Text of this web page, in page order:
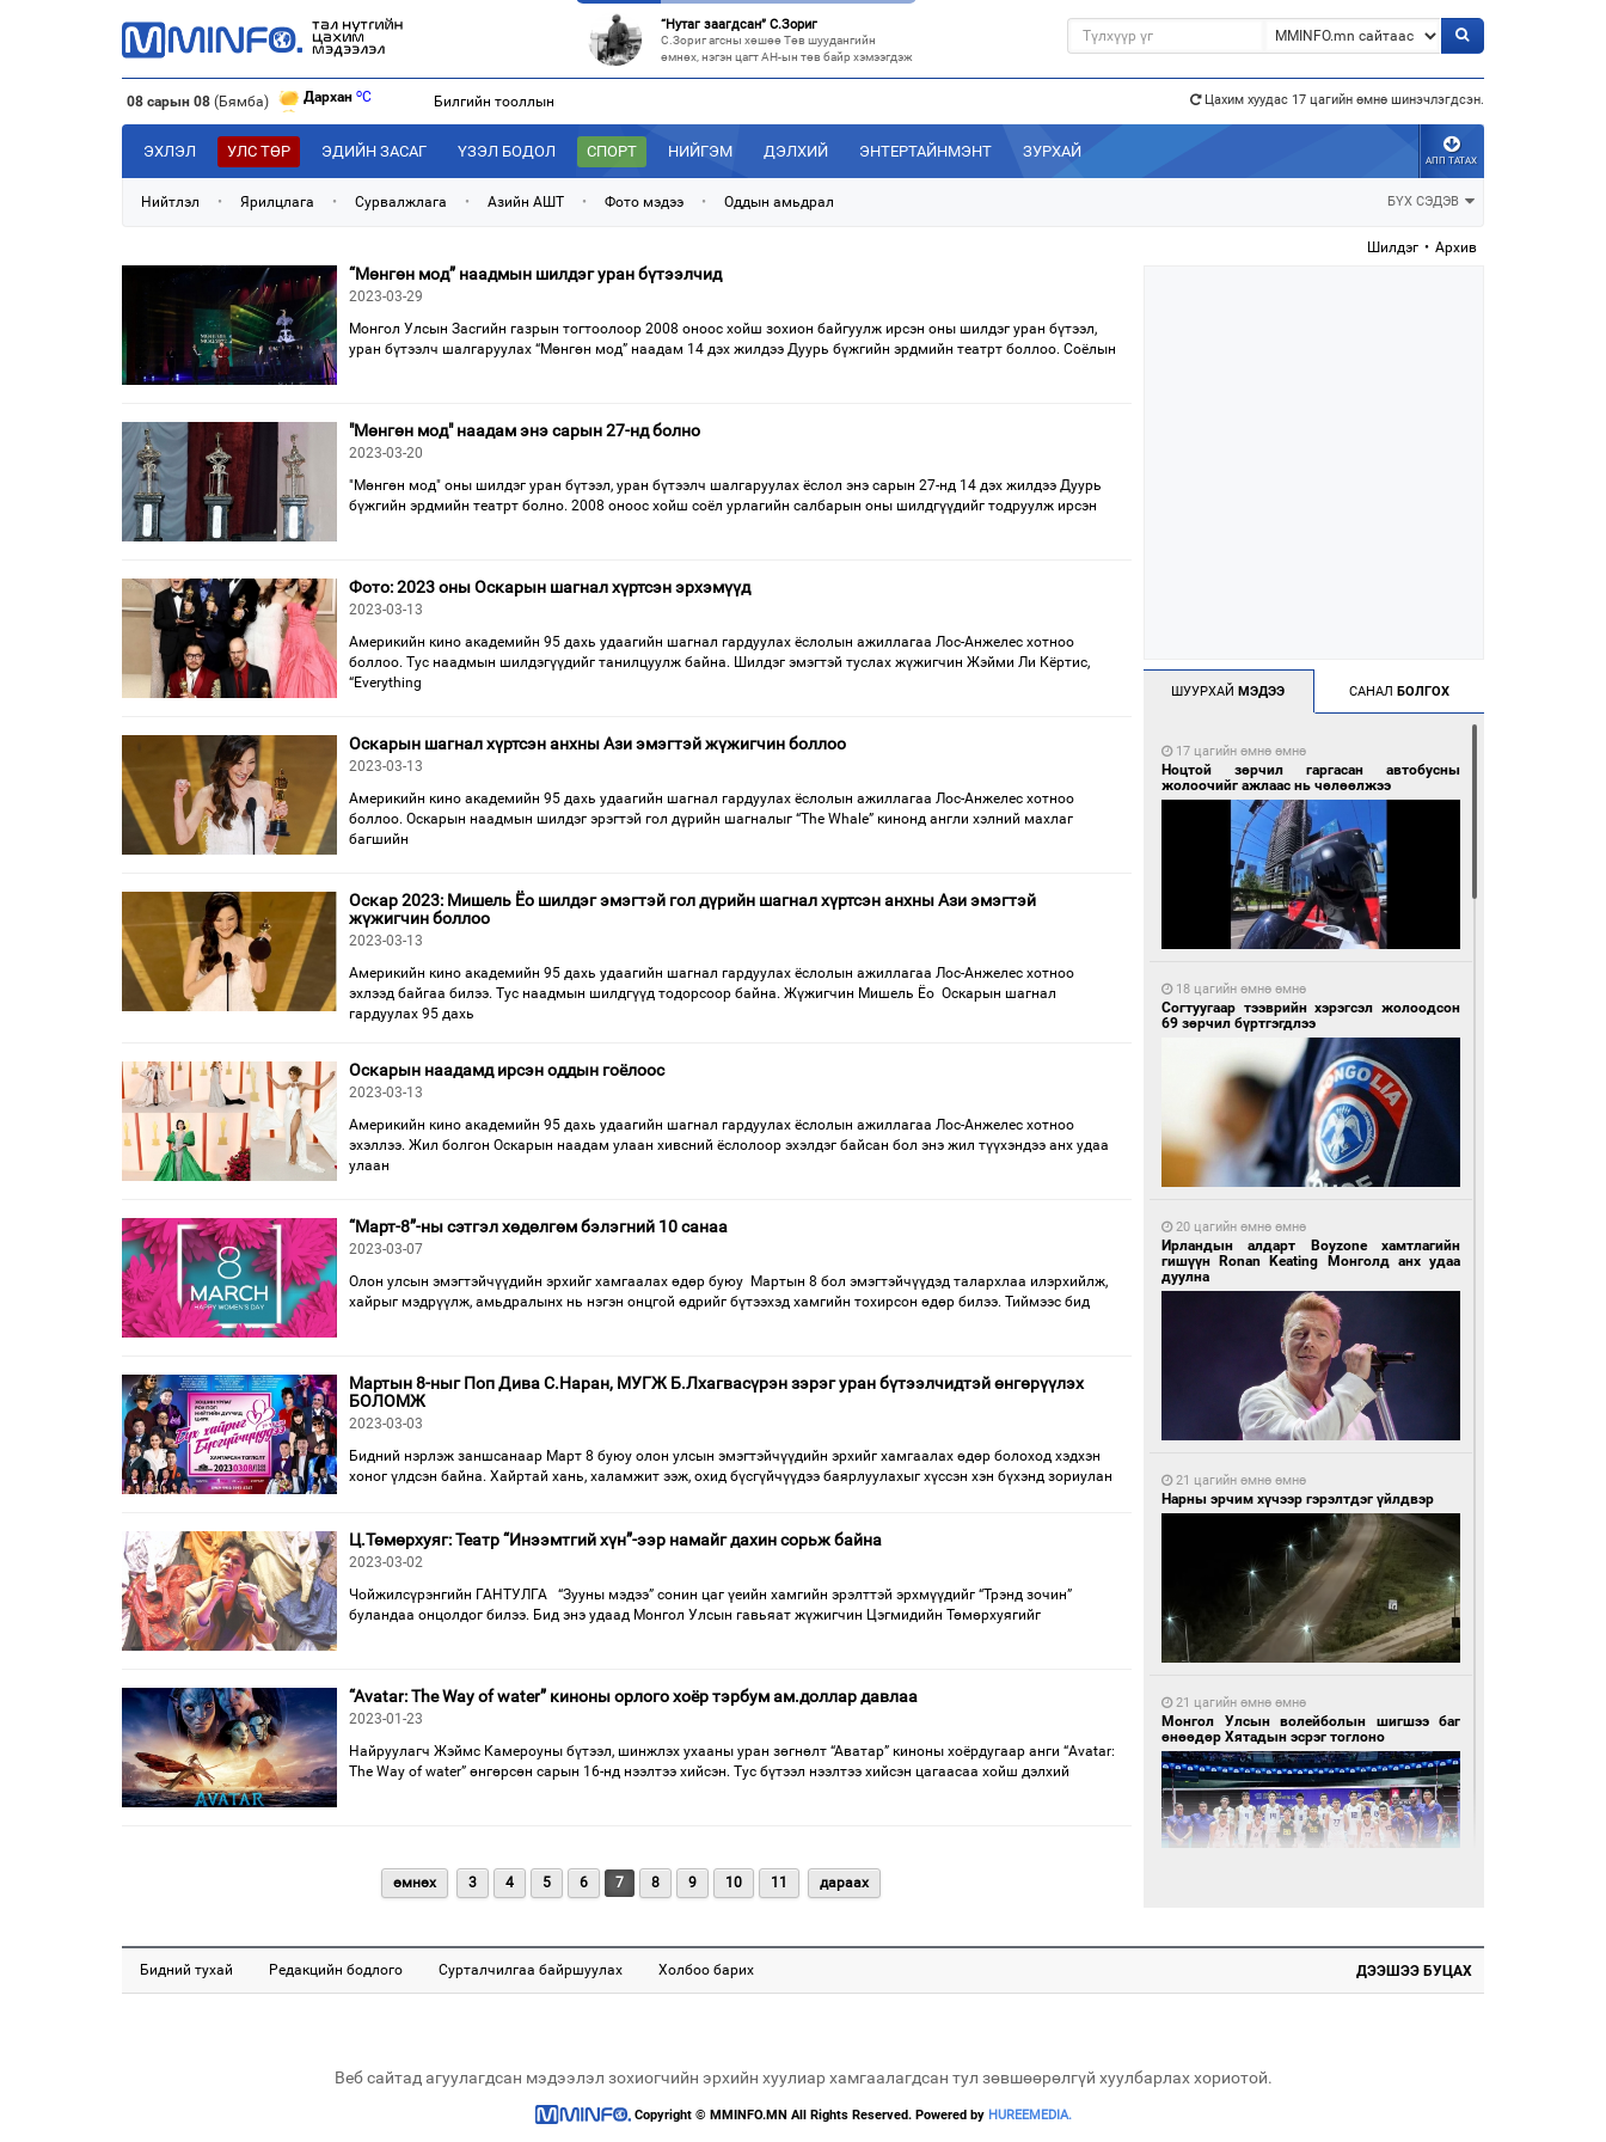
“Нутаг заагдсан” С.Зориг
С.Зориг агсны хөшөө Төв шуудангийн
өмнөх, нэгэн цагт АН-ын төв байр хэмээгдэж
Эрх зүйн үндэслэл нь тодорхойгүй “гадаад элч нарын” томилгоо
Сүүлийн үед Улаанбаатар болон аймгуудаас
дэлхийн хотуудад биет төлөөлөгч
Төв шуудангийн урдах талбайд өнөөдрийг
08 сарын 08 (Бямба)
Дархан oC
Эрдэнэт
oC
Улаанбаатар C
Дархан oC
Билгийн тооллын Цахим хуудас 17 цагийн өмнө шинэчлэгдсэн.
ЭХЛЭЛ УЛС ТӨР ЭДИЙН ЗАСАГ ҮЗЭЛ БОДОЛ СПОРТ НИЙГЭМ ДЭЛХИЙ ЭНТЕРТАЙНМЭНТ ЗУРХАЙ
АПП ТАТАХ
Нийтлэл • Ярилцлага • Сурвалжлага • Азийн АШТ • Фото мэдээ • Оддын амьдрал БҮХ СЭДЭВ
Шилдэг • Архив
“Мөнгөн мод” наадмын шилдэг уран бүтээлчид
2023-03-29
Монгол Улсын Засгийн газрын тогтоолоор 2008 оноос хойш зохион байгуулж ирсэн оны шилдэг уран бүтээл,
уран бүтээлч шалгаруулах “Мөнгөн мод” наадам 14 дэх жилдээ Дуурь бүжгийн эрдмийн театрт боллоо. Соёлын
"Мөнгөн мод" наадам энэ сарын 27-нд болно
2023-03-20
"Мөнгөн мод" оны шилдэг уран бүтээл, уран бүтээлч шалгаруулах ёслол энэ сарын 27-нд 14 дэх жилдээ Дуурь
бүжгийн эрдмийн театрт болно. 2008 оноос хойш соёл урлагийн салбарын оны шилдгүүдийг тодруулж ирсэн
Фото: 2023 оны Оскарын шагнал хүртсэн эрхэмүүд
2023-03-13
Америкийн кино академийн 95 дахь удаагийн шагнал гардуулах ёслолын ажиллагаа Лос-Анжелес хотноо
боллоо. Тус наадмын шилдэгүүдийг танилцуулж байна. Шилдэг эмэгтэй туслах жүжигчин Жэйми Ли Кёртис,
“Everything
Оскарын шагнал хүртсэн анхны Ази эмэгтэй жүжигчин боллоо
2023-03-13
Америкийн кино академийн 95 дахь удаагийн шагнал гардуулах ёслолын ажиллагаа Лос-Анжелес хотноо
боллоо. Оскарын наадмын шилдэг эрэгтэй гол дүрийн шагналыг “The Whale” кинонд англи хэлний махлаг
багшийн
Оскар 2023: Мишель Ёо шилдэг эмэгтэй гол дүрийн шагнал хүртсэн анхны Ази эмэгтэй
жүжигчин боллоо
2023-03-13
Америкийн кино академийн 95 дахь удаагийн шагнал гардуулах ёслолын ажиллагаа Лос-Анжелес хотноо
эхлээд байгаа билээ. Тус наадмын шилдгүүд тодорсоор байна. Жүжигчин Мишель Ёо Оскарын шагнал
гардуулах 95 дахь
Оскарын наадамд ирсэн оддын гоёлоос
2023-03-13
Америкийн кино академийн 95 дахь удаагийн шагнал гардуулах ёслолын ажиллагаа Лос-Анжелес хотноо
эхэллээ. Жил болгон Оскарын наадам улаан хивсний ёслолоор эхэлдэг байсан бол энэ жил түүхэндээ анх удаа
улаан
“Март-8”-ны сэтгэл хөдөлгөм бэлэгний 10 санаа
2023-03-07
Олон улсын эмэгтэйчүүдийн эрхийг хамгаалах өдөр буюу Мартын 8 бол эмэгтэйчүүдэд талархлаа илэрхийлж,
хайрыг мэдрүүлж, амьдралынх нь нэгэн онцгой өдрийг бүтээхэд хамгийн тохирсон өдөр билээ. Тиймээс бид
Мартын 8-ныг Поп Дива С.Наран, МУГЖ Б.Лхагвасүрэн зэрэг уран бүтээлчидтэй өнгөрүүлэх
БОЛОМЖ
2023-03-03
Бидний нэрлэж заншсанаар Март 8 буюу олон улсын эмэгтэйчүүдийн эрхийг хамгаалах өдөр болоход хэдхэн
хоног үлдсэн байна. Хайртай хань, халамжит ээж, охид бүсгүйчүүдээ баярлуулахыг хүссэн хэн бүхэнд зориулан
Ц.Төмөрхуяг: Театр “Инээмтгий хүн”-ээр намайг дахин сорьж байна
2023-03-02
Чойжилсүрэнгийн ГАНТУЛГА “Зууны мэдээ” сонин цаг үеийн хамгийн эрэлттэй эрхмүүдийг “Трэнд зочин”
буландаа онцолдог билээ. Бид энэ удаад Монгол Улсын гавьяат жүжигчин Цэгмидийн Төмөрхуягийг
“Avatar: The Way of water” киноны орлого хоёр тэрбум ам.доллар давлаа
2023-01-23
Найруулагч Жэймс Камероyны бүтээл, шинжлэх ухааны уран зөгнөлт “Аватар” киноны хоёрдугаар анги “Avatar:
The Way of water” өнгөрсөн сарын 16-нд нээлтээ хийсэн. Тус бүтээл нээлтээ хийсэн цагаасаа хойш дэлхий
өмнөх 3 4 5 6 7 8 9 10 11 дараах
ШУУРХАЙМЭДЭЭ САНАЛБОЛГОХ
17 цагийн өмнө өмнө
Ноцтой зөрчил гаргасан автобусны
жолоочийг ажлаас нь чөлөөлжээ
18 цагийн өмнө өмнө
Согтуугаар тээврийн хэрэгсэл жолоодсон
69 зөрчил бүртгэгдлээ
20 цагийн өмнө өмнө
Ирландын алдарт Boyzone хамтлагийн
гишүүн Ronan Keating Монголд анх удаа
дуулна
21 цагийн өмнө өмнө
Нарны эрчим хүчээр гэрэлтдэг үйлдвэр
21 цагийн өмнө өмнө
Монгол Улсын волейболын шигшээ баг
өнөөдөр Хятадын эсрэг тоглоно
дугаартай автомашинтай иргэдэд шатахуун
олгоно
Бидний тухай Редакцийн бодлого Сурталчилгаа байршуулах Холбоо барих ДЭЭШЭЭ БУЦАХ
Веб сайтад агуулагдсан мэдээлэл зохиогчийн эрхийн хуулиар хамгаалагдсан тул зөвшөөрөлгүй хуулбарлах хориотой.
Copyright © MMINFO.MN All Rights Reserved. Powered by HUREEMEDIA.